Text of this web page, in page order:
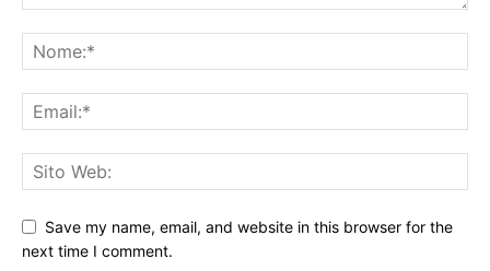
Save my name, email, and website in this browser for the
next time I comment.